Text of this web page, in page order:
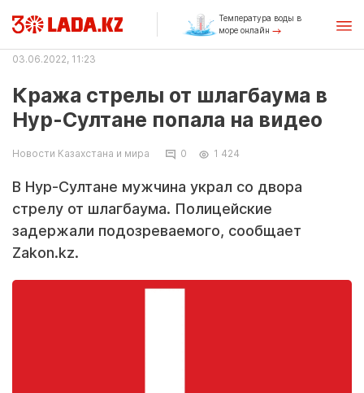
Температура воды в
море онлайн
03.06.2022, 11:23
Кража стрелы от шлагбаума в
Нур-Султане попала на видео
Новости Казахстана и мира 0 1 424
В Нур-Султане мужчина украл со двора
стрелу от шлагбаума. Полицейские
задержали подозреваемого, сообщает
Zakon.kz.